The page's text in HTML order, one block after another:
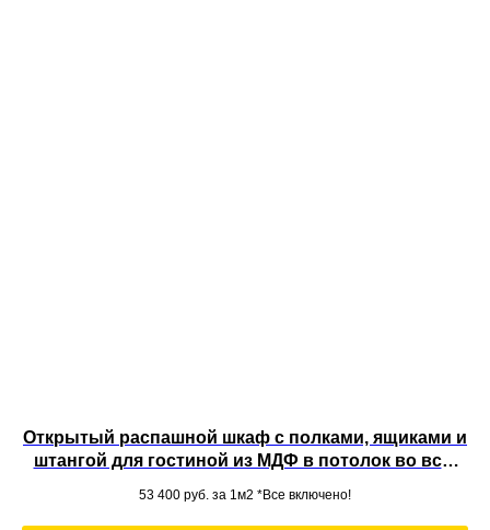
Открытый распашной шкаф с полками, ящиками и
штангой для гостиной из МДФ в потолок во всю
53 400 руб. за 1м2 *Все включено!